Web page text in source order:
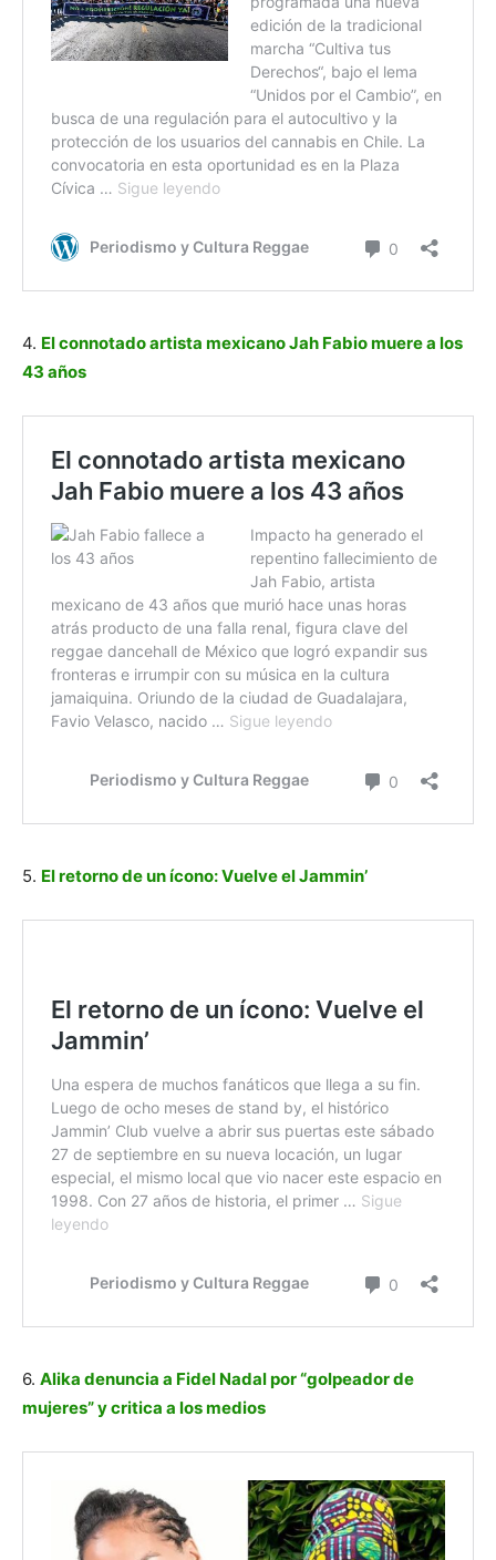
4. El connotado artista mexicano Jah Fabio muere a los
43 años
5. El retorno de un ícono: Vuelve el Jammin’
6. Alika denuncia a Fidel Nadal por “golpeador de
mujeres” y critica a los medios